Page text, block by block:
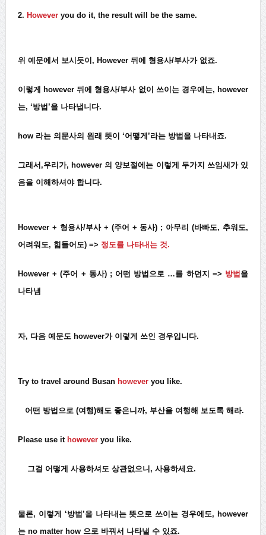
2. Howeveryou do it, the result will be the same.
위 예문에서 보시듯이, However 뒤에 형용사/부사가 없죠.
이렇게 however 뒤에 형용사/부사 없이 쓰이는 경우에는, however
는, ‘방법’을 나타냅니다.
how 라는 의문사의 원래 뜻이 ‘어떻게’라는 방법을 나타내죠.
그래서,우리가, however 의 양보절에는 이렇게 두가지 쓰임새가 있
음을 이해하셔야 합니다.
However + 형용사/부사+ (주어 + 동사) ; 아무리 (바빠도, 추워도,
어려워도, 힘들어도) => 정도를 나타내는 것.
However + (주어 + 동사) ; 어떤 방법으로 …를 하던지 => 방법을
나타냄
자, 다음 예문도 however가 이렇게 쓰인 경우입니다.
Try to travel around Busan however you like.
어떤 방법으로 (여행)해도 좋은니까, 부산을 여행해 보도록 해라.
Please use it howeveryou like.
그걸 어떻게 사용하셔도 상관없으니, 사용하세요.
물론, 이렇게 ‘방법’을 나타내는 뜻으로 쓰이는 경우에도, however
는 no matter how 으로 바꿔서 나타낼 수 있죠.